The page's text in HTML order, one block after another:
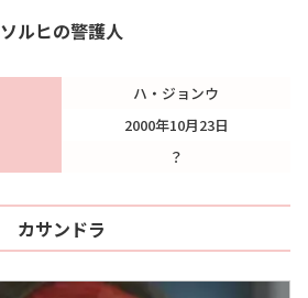
ソルヒの警護人
ハ・ジョンウ
2000年10月23日
？
カサンドラ